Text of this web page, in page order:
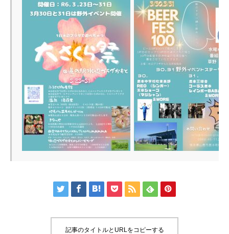
      
記事のタイトルとURLをコピーする